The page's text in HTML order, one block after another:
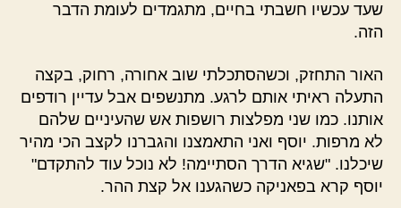
שעד עכשיו חשבתי בחיים, מתגמדים לעומת הדבר
הזה.
האור התחזק, וכשהסתכלתי שוב אחורה, רחוק, בקצה
התעלה ראיתי אותם לרגע. מתנשפים אבל עדיין רודפים
אותנו. כמו שני מפלצות רושפות אש שהעיניים שלהם
לא מרפות. יוסף ואני התאמצנו והגברנו לקצב הכי מהיר
שיכלנו. "שגיא הדרך הסתיימה! לא נוכל עוד להתקדם"
יוסף קרא בפאניקה כשהגענו אל קצת ההר.